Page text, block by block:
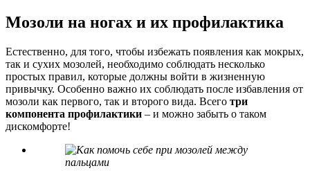
Мозоли на ногах и их профилактика
Естественно, для того, чтобы избежать появления как мокрых,
так и сухих мозолей, необходимо соблюдать несколько
простых правил, которые должны войти в жизненную
привычку. Особенно важно их соблюдать после избавления от
мозоли как первого, так и второго вида. Всего три
компонента профилактики – и можно забыть о таком
дискомфорте!